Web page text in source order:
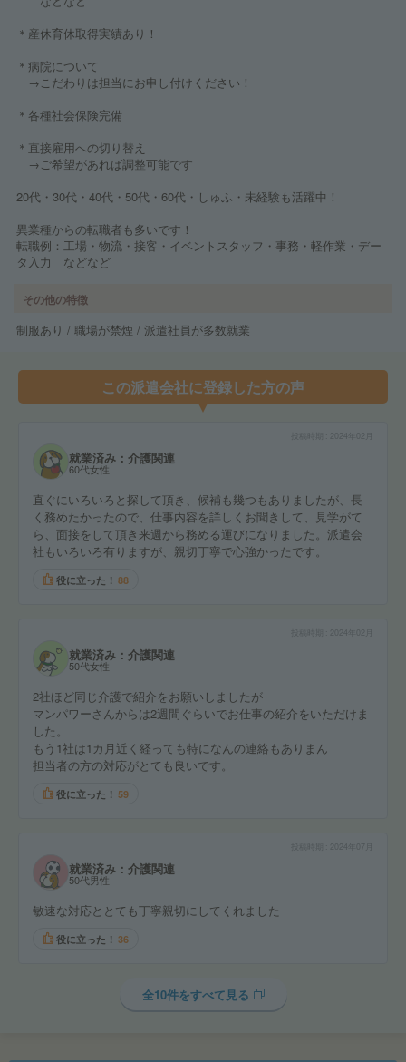
＊産休育休取得実績あり！
＊病院について
→こだわりは担当にお申し付けください！
＊各種社会保険完備
＊直接雇用への切り替え
→ご希望があれば調整可能です
20代・30代・40代・50代・60代・しゅふ・未経験も活躍中！
異業種からの転職者も多いです！
転職例：工場・物流・接客・イベントスタッフ・事務・軽作業・デー
タ入力 などなど
その他の特徴
制服あり / 職場が禁煙 / 派遣社員が多数就業
この派遣会社に登録した方の声
2024年02月
就業済み：介護関連
60代女性
直ぐにいろいろと探して頂き、候補も幾つもありましたが、長
く務めたかったので、仕事内容を詳しくお聞きして、見学がて
ら、面接をして頂き来週から務める運びになりました。派遣会
社もいろいろ有りますが、親切丁寧で心強かったです。
役に立った！ 88
2024年02月
就業済み：介護関連
50代女性
2社ほど同じ介護で紹介をお願いしましたが
マンパワーさんからは2週間ぐらいでお仕事の紹介をいただけま
した。
もう1社は1カ月近く経っても特になんの連絡もありまん
担当者の方の対応がとても良いです。
役に立った！ 59
2024年07月
就業済み：介護関連
50代男性
敏速な対応ととても丁寧親切にしてくれました
役に立った！ 36
全10件をすべて見る